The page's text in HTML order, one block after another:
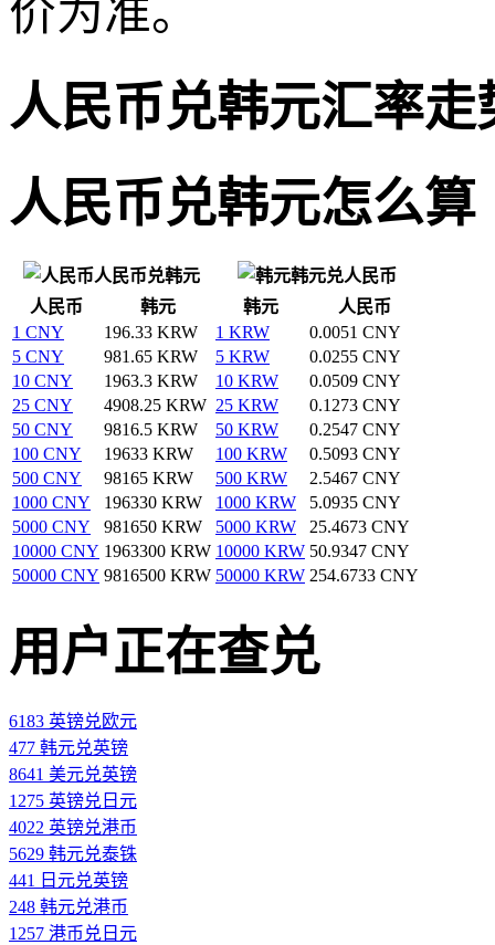
价为准。
人民币兑韩元汇率走
人民币兑韩元怎么算
人民币兑韩元
韩元兑人民币
人民币
韩元 韩元
人民币
1 CNY
196.33 KRW 1 KRW
0.0051 CNY
5 CNY
981.65 KRW 5 KRW
0.0255 CNY
10 CNY
1963.3 KRW 10 KRW
0.0509 CNY
25 CNY
4908.25 KRW 25 KRW
0.1273 CNY
50 CNY
9816.5 KRW 50 KRW
0.2547 CNY
100 CNY
19633 KRW 100 KRW
0.5093 CNY
500 CNY
98165 KRW 500 KRW
2.5467 CNY
1000 CNY
196330 KRW 1000 KRW
5.0935 CNY
5000 CNY
981650 KRW 5000 KRW
25.4673 CNY
10000 CNY 1963300 KRW 10000 KRW 50.9347 CNY
50000 CNY 9816500 KRW 50000 KRW 254.6733 CNY
用户正在查兑
6183 英镑兑欧元
477 韩元兑英镑
8641 美元兑英镑
1275 英镑兑日元
4022 英镑兑港币
5629 韩元兑泰铢
441 日元兑英镑
248 韩元兑港币
1257 港币兑日元